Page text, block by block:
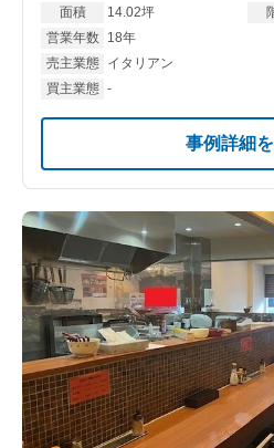
面積 14.02坪
営業年数
18年
売主業態
イタリアン
買主業態 -
事例詳細